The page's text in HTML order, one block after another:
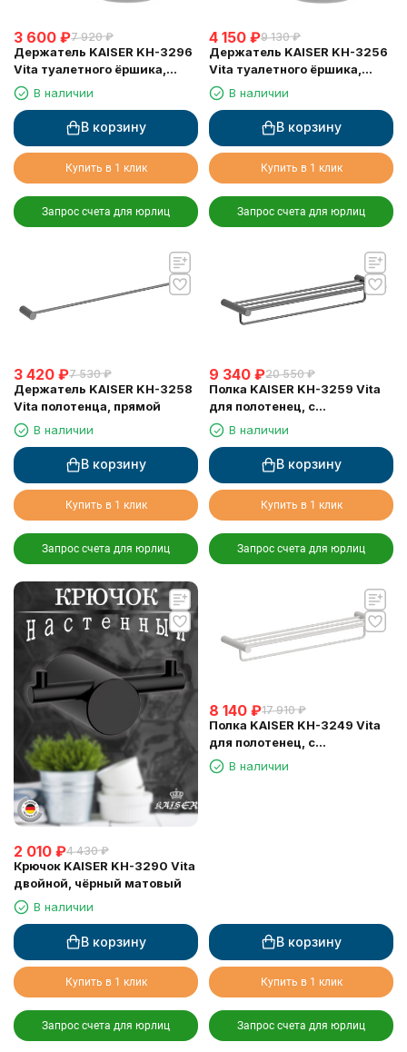
3 600 ₽7 920 ₽
Держатель KAISER KH-3296
Vita туалетного ёршика,
настенный
В наличии
В корзину
Купить в 1 клик
Запрос счета для юрлиц
4 150 ₽9 130 ₽
Держатель KAISER KH-3256
Vita туалетного ёршика,
настенный
В наличии
В корзину
Купить в 1 клик
Запрос счета для юрлиц
3 420 ₽7 530 ₽
Держатель KAISER KH-3258
Vita полотенца, прямой
В наличии
В корзину
Купить в 1 клик
Запрос счета для юрлиц
9 340 ₽20 550 ₽
Полка KAISER KH-3259 Vita
для полотенец, с
держателем
В наличии
В корзину
Купить в 1 клик
Запрос счета для юрлиц
2 010 ₽4 430 ₽
Крючок KAISER KH-3290 Vita
двойной, чёрный матовый
В наличии
В корзину
Купить в 1 клик
Запрос счета для юрлиц
8 140 ₽17 910 ₽
Полка KAISER KH-3249 Vita
для полотенец, с
держателем
В наличии
В корзину
Купить в 1 клик
Запрос счета для юрлиц